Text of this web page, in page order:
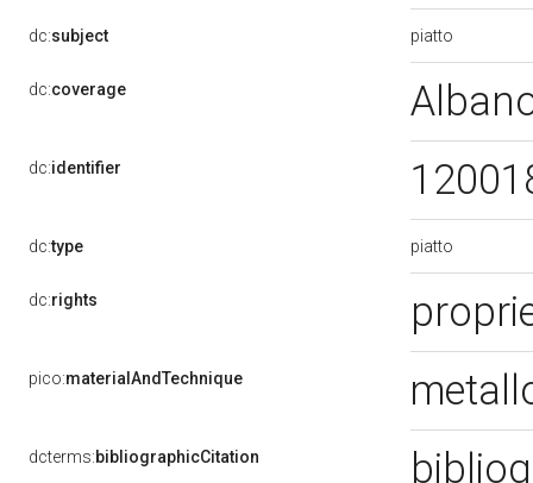
dc:subject piatto
dc:coverage
dc:identifier
dc:type piatto
dc:rights
pico:materialAndTechnique
dcterms:bibliographicCitation